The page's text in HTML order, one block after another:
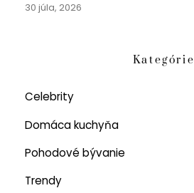
30 júla, 2026
Kategórie
Celebrity
Domáca kuchyňa
Pohodové bývanie
Trendy